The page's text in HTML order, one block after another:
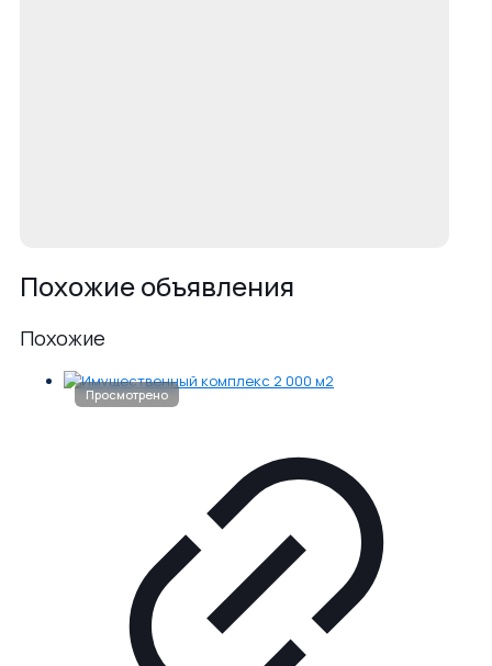
Похожие объявления
Похожие